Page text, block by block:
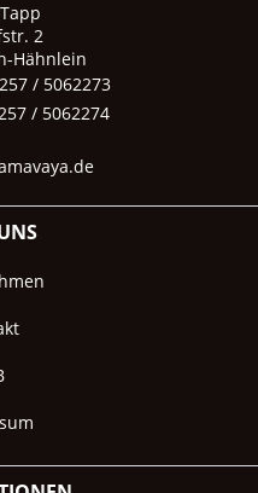
2
Hähnlein
/ 5062273
/ 5062274